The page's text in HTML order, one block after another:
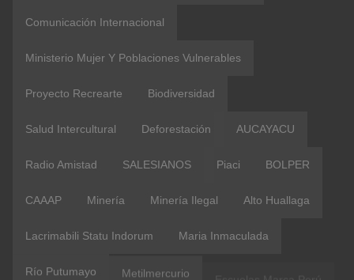
Comunicación Internacional
Ministerio Mujer Y Poblaciones Vulnerables
Proyecto Recrearte Biodiversidad
Salud Intercultural Deforestación AUCAYACU
Radio Amistad SALESIANOS Piaci BOLPER
CAAAP Minería Minería Ilegal Alto Huallaga
Lacrimabili Statu Indorum Maria Inmaculada
Río Putumayo Metilmercurio